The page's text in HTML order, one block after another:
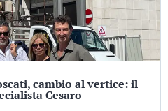
cambio al vertice: il
Cesaro